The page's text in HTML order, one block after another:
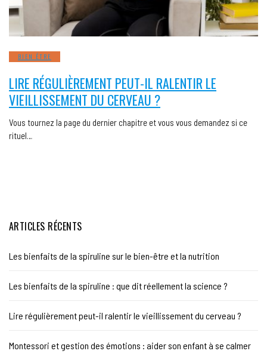
BIEN ÊTRE
LIRE RÉGULIÈREMENT PEUT-IL RALENTIR LE
VIEILLISSEMENT DU CERVEAU ?
Vous tournez la page du dernier chapitre et vous vous demandez si ce
rituel…
ARTICLES RÉCENTS
Les bienfaits de la spiruline sur le bien-être et la nutrition
Les bienfaits de la spiruline : que dit réellement la science ?
Lire régulièrement peut-il ralentir le vieillissement du cerveau ?
Montessori et gestion des émotions : aider son enfant à se calmer